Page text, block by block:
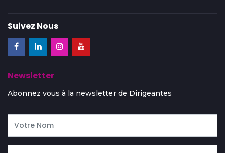
Suivez Nous
Newsletter
Abonnez vous à la newsletter de Dirigeantes